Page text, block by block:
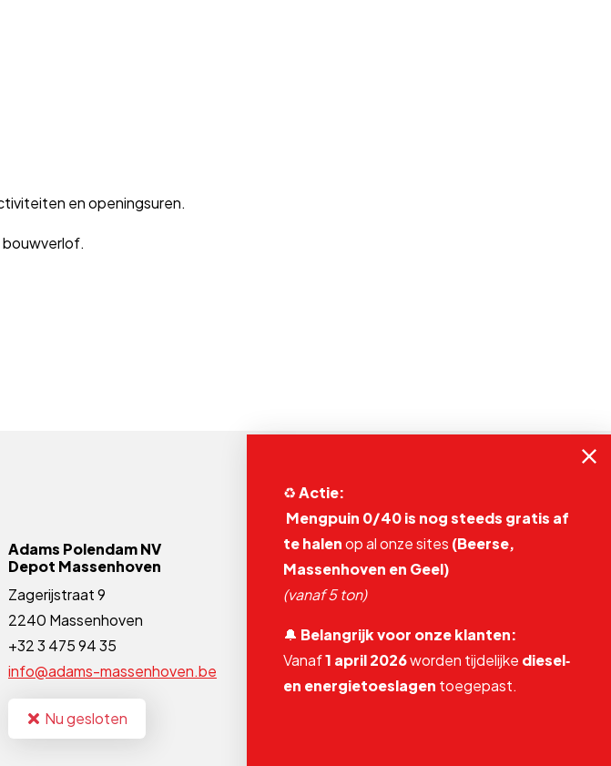
en openingsuren.
bouwverlof.
Adams Polendam NV
Depot Massenhoven
Zagerijstraat 9
2240 Massenhoven
+32 3 475 94 35
info@adams-massenhoven.be
Nu gesloten
Adams Polendam NV
Depot Geel
Leukaard 1
+32 14 61 71 83
info@adams-polendam.be
♻️Actie:
Mengpuin 0/40 is nog steeds gratis af
te halenop al onze sites (Beerse,
Massenhoven en Geel)
(vanaf 5 ton)
🔔 Belangrijk voor onze klanten:
Vanaf1 april 2026worden tijdelijke diesel‑
en energietoeslagen toegepast.